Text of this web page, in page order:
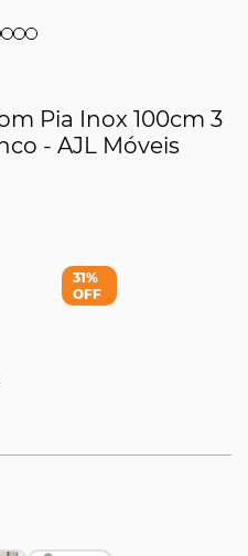
Pia Inox 100cm 3
- AJL Móveis
31%
OFF